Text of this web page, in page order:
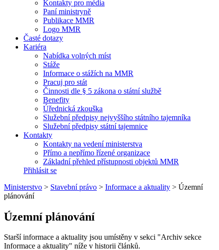
Kontakty pro média
Paní ministryně
Publikace MMR
Logo MMR
Časté dotazy
Kariéra
Nabídka volných míst
Stáže
Informace o stážích na MMR
Pracuj pro stát
Činnosti dle § 5 zákona o státní službě
Benefity
Úřednická zkouška
Služební předpisy nejvyššího státního tajemníka
Služební předpisy státní tajemnice
Kontakty
Kontakty na vedení ministerstva
Přímo a nepřímo řízené organizace
Základní přehled přístupnosti objektů MMR
Přihlásit se
Ministerstvo > Stavební právo > Informace a aktuality > Územní
plánování
Územní plánování
Starší informace a aktuality jsou umístěny v sekci "Archiv sekce
Informace a aktuality" níže v historii článků.